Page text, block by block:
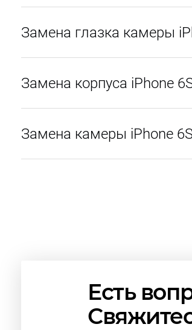
Замена глазка камеры
Замена корпуса iPhone
Замена камеры iPhone
Есть